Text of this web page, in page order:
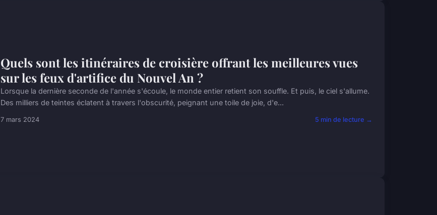
Quels sont les itinéraires de croisière offrant les meilleures vues
sur les feux d'artifice du Nouvel An ?
Lorsque la dernière seconde de l'année s'écoule, le monde entier retient son souffle. Et puis, le ciel s'allume.
Des milliers de teintes éclatent à travers l'obscurité, peignant une toile de joie, d'e...
7 mars 2024 5 min de lecture →